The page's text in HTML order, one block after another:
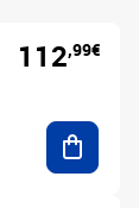
112,99€